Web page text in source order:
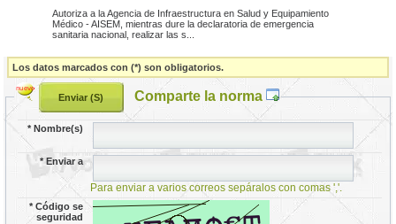
Autoriza a la Agencia de Infraestructura en Salud y Equipamiento
Médico - AISEM, mientras dure la declaratoria de emergencia
sanitaria nacional, realizar las s...
Los datos marcados con (*) son obligatorios.
Comparte la norma
*Nombre(s)
*Enviar a
Para enviar a varios correos sepáralos con comas ','.
*Código se
seguridad